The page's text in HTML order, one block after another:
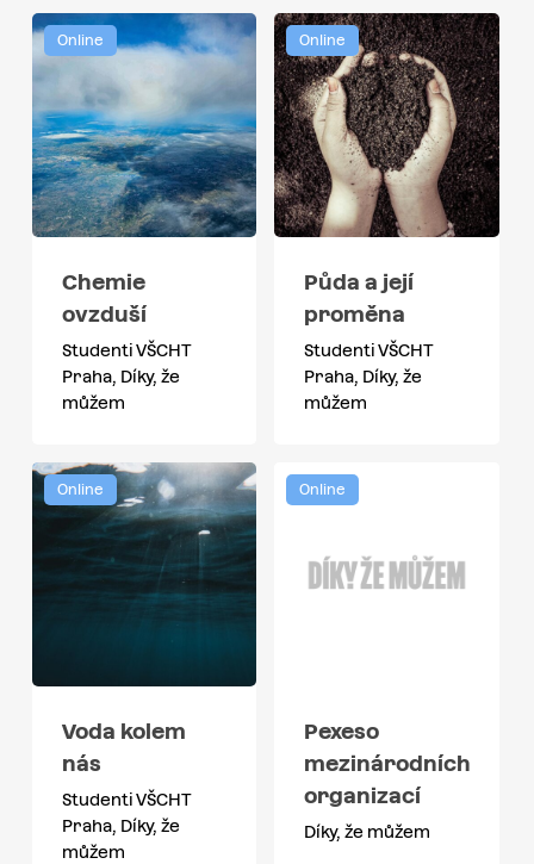
Online
Chemie
ovzduší
Studenti VŠCHT
Praha, Díky, že
můžem
Online
Půda a její
proměna
Studenti VŠCHT
Praha, Díky, že
můžem
Online
Voda kolem
nás
Studenti VŠCHT
Praha, Díky, že
můžem
Online
Pexeso
mezinárodních
organizací
Díky, že můžem